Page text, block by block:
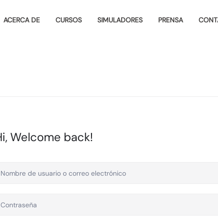
ACERCA DE CURSOS SIMULADORES PRENSA
Welcome back!